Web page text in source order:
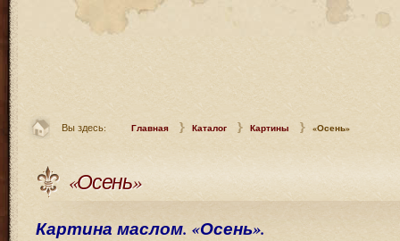
Вы здесь: Главная Каталог Картины «Осень»
«Осень»
Картина маслом. «Осень».